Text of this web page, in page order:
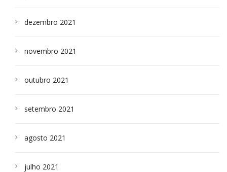
dezembro 2021
novembro 2021
outubro 2021
setembro 2021
agosto 2021
julho 2021